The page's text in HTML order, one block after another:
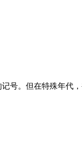
。但在特殊年代，